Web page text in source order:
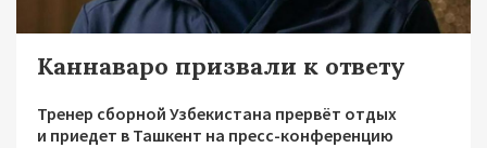
Каннаваро призвали к ответу
Тренер сборной Узбекистана прервёт отдых
и приедет в Ташкент на пресс-конференцию